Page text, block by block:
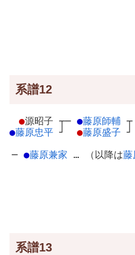
系譜12
●源昭子 ┬
●藤原忠平 ┘
─ ●藤原師輔 ┬
●藤原盛子 ┘
─ ●藤原兼家 … （以降は藤
系譜13